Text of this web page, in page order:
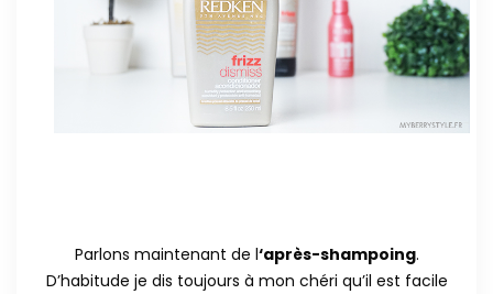
Parlons maintenant de l‘après-shampoing.
D’habitude je dis toujours à mon chéri qu’il est facile